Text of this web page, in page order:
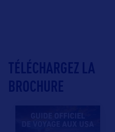
TÉLÉCHARGEZ LA
BROCHURE